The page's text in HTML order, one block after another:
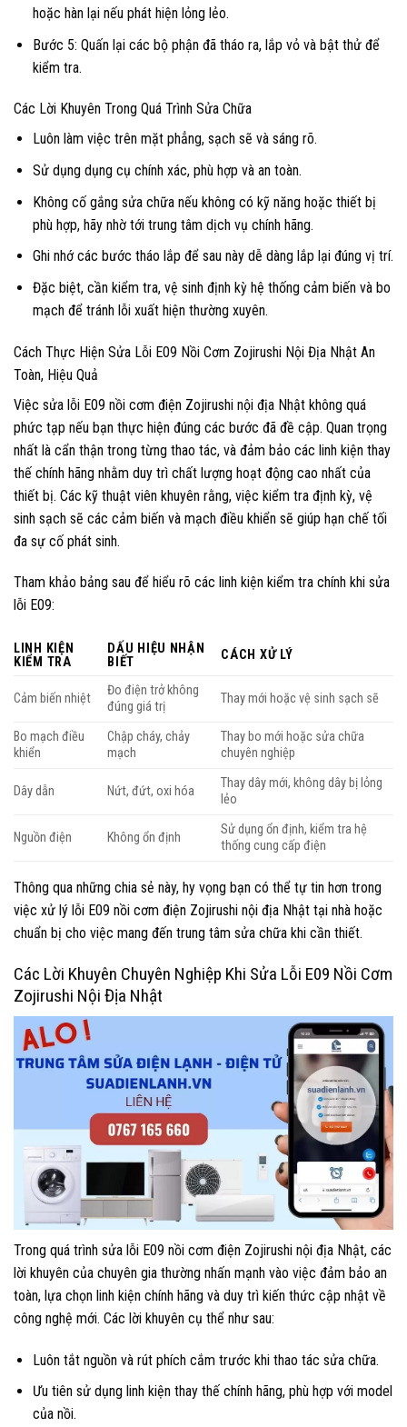
hoặc hàn lại nếu phát hiện lỏng lẻo.
Bước 5: Quấn lại các bộ phận đã tháo ra, lắp vỏ và bật thử để
kiểm tra.
Các Lời Khuyên Trong Quá Trình Sửa Chữa
Luôn làm việc trên mặt phẳng, sạch sẽ và sáng rõ.
Sử dụng dụng cụ chính xác, phù hợp và an toàn.
Không cố gắng sửa chữa nếu không có kỹ năng hoặc thiết bị
phù hợp, hãy nhờ tới trung tâm dịch vụ chính hãng.
Ghi nhớ các bước tháo lắp để sau này dễ dàng lắp lại đúng vị trí.
Đặc biệt, cần kiểm tra, vệ sinh định kỳ hệ thống cảm biến và bo
mạch để tránh lỗi xuất hiện thường xuyên.
Cách Thực Hiện Sửa Lỗi E09 Nồi Cơm Zojirushi Nội Địa Nhật An
Toàn, Hiệu Quả
Việc sửa lỗi E09 nồi cơm điện Zojirushi nội địa Nhật không quá
phức tạp nếu bạn thực hiện đúng các bước đã đề cập. Quan trọng
nhất là cẩn thận trong từng thao tác, và đảm bảo các linh kiện thay
thế chính hãng nhằm duy trì chất lượng hoạt động cao nhất của
thiết bị. Các kỹ thuật viên khuyên rằng, việc kiểm tra định kỳ, vệ
sinh sạch sẽ các cảm biến và mạch điều khiển sẽ giúp hạn chế tối
đa sự cố phát sinh.
Tham khảo bảng sau để hiểu rõ các linh kiện kiểm tra chính khi sửa
lỗi E09:
LINH KIỆN
KIỂM TRA
DẤU HIỆU NHẬN
BIẾT
CÁCH XỬ LÝ
Cảm biến nhiệt
Đo điện trở không
đúng giá trị
Thay mới hoặc vệ sinh sạch sẽ
Bo mạch điều
khiển
Chập cháy, chảy
mạch
Thay bo mới hoặc sửa chữa
chuyên nghiệp
Dây dẫn Nứt, đứt, oxi hóa
Thay dây mới, không dây bị lỏng
lẻo
Nguồn điện Không ổn định
Sử dụng ổn định, kiểm tra hệ
thống cung cấp điện
Thông qua những chia sẻ này, hy vọng bạn có thể tự tin hơn trong
việc xử lý lỗi E09 nồi cơm điện Zojirushi nội địa Nhật tại nhà hoặc
chuẩn bị cho việc mang đến trung tâm sửa chữa khi cần thiết.
Các Lời Khuyên Chuyên Nghiệp Khi Sửa Lỗi E09 Nồi Cơm
Zojirushi Nội Địa Nhật
Trong quá trình sửa lỗi E09 nồi cơm điện Zojirushi nội địa Nhật, các
lời khuyên của chuyên gia thường nhấn mạnh vào việc đảm bảo an
toàn, lựa chọn linh kiện chính hãng và duy trì kiến thức cập nhật về
công nghệ mới. Các lời khuyên cụ thể như sau:
Luôn tắt nguồn và rút phích cắm trước khi thao tác sửa chữa.
Ưu tiên sử dụng linh kiện thay thế chính hãng, phù hợp với model
của nồi.